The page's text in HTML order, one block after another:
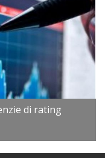
di rating